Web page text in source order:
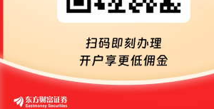
深耕细作，以优质的产品和良好的服务取得
阶段，行业集中度较低。据中国模具工业协
冠军企业（主营产品：乘用车覆盖件冲压模
面具有明显优势。
(%) 成交量(万股) 成交额(万元)
成交额/流通
市值(%)
80.09 华